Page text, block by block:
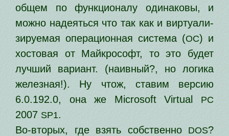
общем по функ­ци­о­на­лу оди­на­ко­вы, и
мож­но наде­ять­ся что так как и вир­ту­а­ли­
зи­ру­е­мая опе­ра­ци­он­ная систе­ма (ОС) и
хосто­вая от Майкрософт, то это будет
луч­ший вари­ант. (наив­ный?, но логи­ка
желез­ная!). Ну чтож, ста­вим вер­сию
6.0.192.0, она же Microsoft Virtual PC
2007 SP1.
Во-вто­рых, где взять соб­ствен­но DOS?